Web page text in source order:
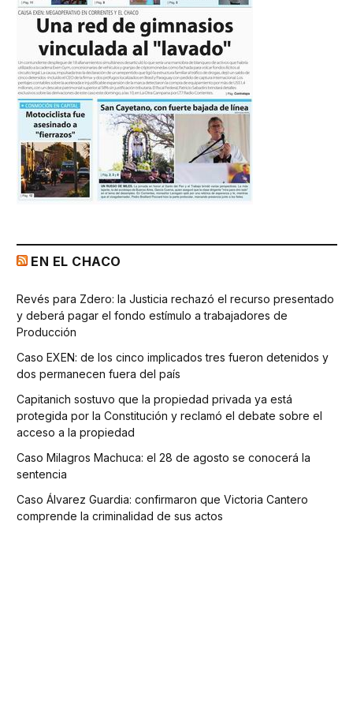
EN EL CHACO
Revés para Zdero: la Justicia rechazó el recurso presentado
y deberá pagar el fondo estímulo a trabajadores de
Producción
Caso EXEN: de los cinco implicados tres fueron detenidos y
dos permanecen fuera del país
Capitanich sostuvo que la propiedad privada ya está
protegida por la Constitución y reclamó el debate sobre el
acceso a la propiedad
Caso Milagros Machuca: el 28 de agosto se conocerá la
sentencia
Caso Álvarez Guardia: confirmaron que Victoria Cantero
comprende la criminalidad de sus actos